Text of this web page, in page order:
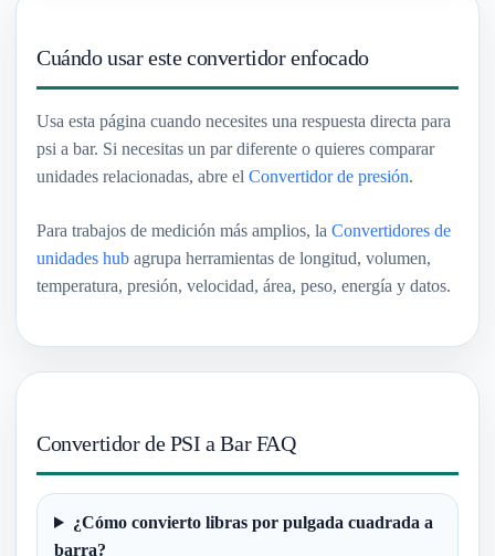
Cuándo usar este convertidor enfocado
Usa esta página cuando necesites una respuesta directa para
psi a bar. Si necesitas un par diferente o quieres comparar
unidades relacionadas, abre el Convertidor de presión.
Para trabajos de medición más amplios, la Convertidores de
unidades hub agrupa herramientas de longitud, volumen,
temperatura, presión, velocidad, área, peso, energía y datos.
Convertidor de PSI a Bar FAQ
¿Cómo convierto libras por pulgada cuadrada a
barra?